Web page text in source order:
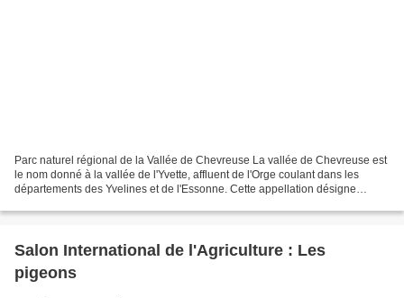
Parc naturel régional de la Vallée de Chevreuse La vallée de Chevreuse est
le nom donné à la vallée de l'Yvette, affluent de l'Orge coulant dans les
départements des Yvelines et de l'Essonne. Cette appellation désigne
Salon International de l'Agriculture : Les
pigeons